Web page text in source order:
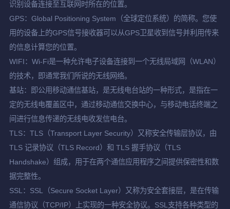
识别设备连接至互联网时所在的位置。
GPS：Global Positioning System（全球定位系统）的简称。您使
用的设备上的GPS信号接收器可以从GPS卫星收到信号并利用传来
的信息计算您的位置。
WIFI：Wi-Fi是一种允许电子设备连接到一个无线局域网（WLAN）
的技术，即通常我们所说的无线网络。
基站：即公用移动通信基站，是无线电台站的一种形式，是指在一
定的无线电覆盖区中，通过移动通信交换中心，与移动电话终端之
间进行信息传递的无线电收发信电台。
TLS：TLS（Transport Layer Security）又称安全传输层协议，由
TLS 记录协议（TLS Record）和 TLS 握手协议（TLS
Handshake）组成，用于在两个通信应用程序之间提供保密性和数
据完整性。
SSL：SSL（Secure Socket Layer）又称为安全套接层，是在传输
通信协议（TCP/IP）上实现的一种安全协议。SSL支持各种类型的